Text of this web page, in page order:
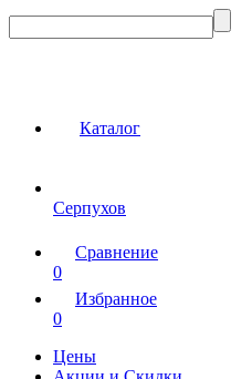
Каталог
Серпухов
Сравнение
0
Избранное
0
Цены